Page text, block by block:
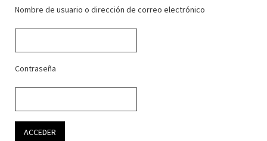
Nombre de usuario o dirección de correo electrónico
Contraseña